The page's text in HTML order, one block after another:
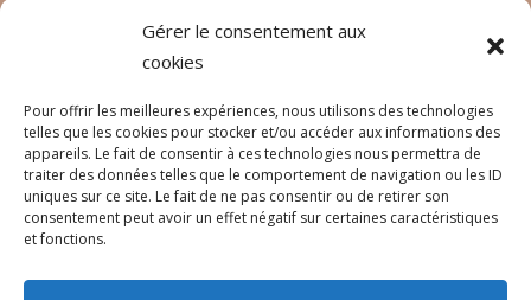
Gérer le consentement aux
cookies
Pour offrir les meilleures expériences, nous utilisons des technologies
telles que les cookies pour stocker et/ou accéder aux informations des
appareils. Le fait de consentir à ces technologies nous permettra de
traiter des données telles que le comportement de navigation ou les ID
uniques sur ce site. Le fait de ne pas consentir ou de retirer son
consentement peut avoir un effet négatif sur certaines caractéristiques
et fonctions.
Planète Enfants & Développement
LANGUAGES
Français